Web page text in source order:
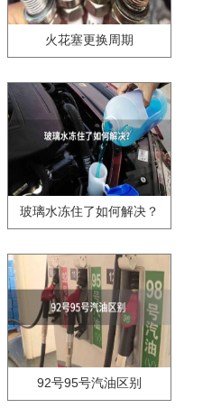
火花塞更换周期
玻璃水冻住了如何解决？
92号95号汽油区别